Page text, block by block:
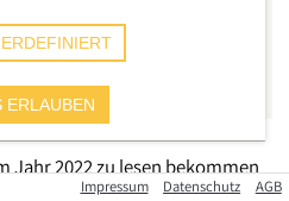
Jahr 2022 zu lesen bekommen
damit hätte wohl niemand
Impressum Datenschutz AGB
ERLAUBEN